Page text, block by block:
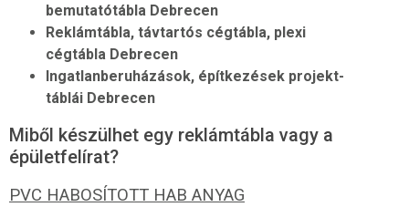
bemutatótábla Debrecen
Reklámtábla, távtartós cégtábla, plexi
cégtábla Debrecen
Ingatlanberuházások, építkezések projekt-
táblái Debrecen
Miből készülhet egy reklámtábla vagy a
épületfelírat?
PVC HABOSÍTOTT HAB ANYAG